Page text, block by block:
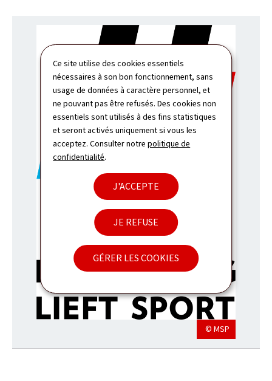
Ce site utilise des cookies essentiels
nécessaires à son bon fonctionnement, sans
usage de données à caractère personnel, et
ne pouvant pas être refusés. Des cookies non
essentiels sont utilisés à des fins statistiques
et seront activés uniquement si vous les
acceptez. Consulter notrepolitique de
confidentialité.
J'ACCEPTE
JE REFUSE
GÉRER LES COOKIES
© MSP